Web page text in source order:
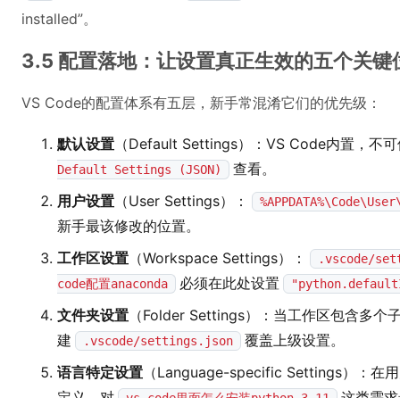
installed”。
3.5 配置落地：让设置真正生效的五个关键
VS Code的配置体系有五层，新手常混淆它们的优先级：
默认设置 （Default Settings）：VS Code内置，不
Default Settings (JSON)
查看。
用户设置 （User Settings）：
新手最该修改的位置。
工作区设置 （Workspace Settings）：
.vscode/
code配置anaconda
必须在此处设置
文件夹设置 （Folder Settings）：当工作区包含多个
建
.vscode/settings.json
覆盖上级设置。
语言特定设置 （Language-specific Settings）：在